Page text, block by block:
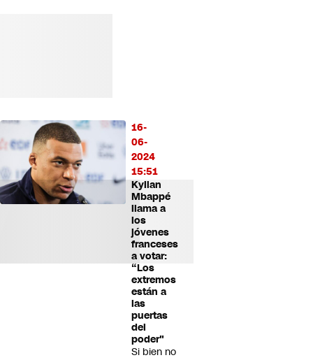
16-
06-
2024
15:51
Kylian
Mbappé
llama a
los
jóvenes
franceses
a votar:
“Los
extremos
están a
las
puertas
del
poder"
Si bien no